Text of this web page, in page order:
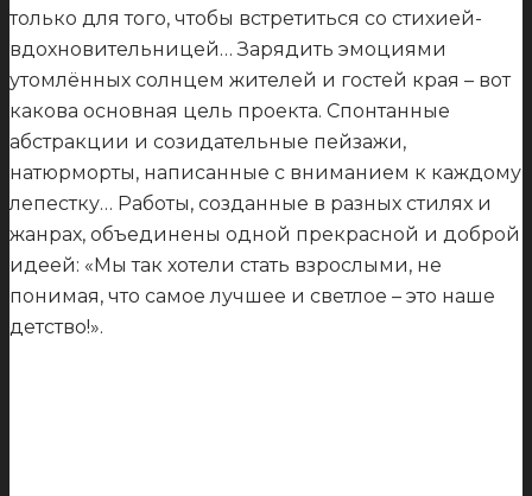
только для того, чтобы встретиться со стихией-
вдохновительницей… Зарядить эмоциями
утомлённых солнцем жителей и гостей края – вот
какова основная цель проекта. Спонтанные
абстракции и созидательные пейзажи,
натюрморты, написанные с вниманием к каждому
лепестку… Работы, созданные в разных стилях и
жанрах, объединены одной прекрасной и доброй
идеей: «Мы так хотели стать взрослыми, не
понимая, что самое лучшее и светлое – это наше
детство!».